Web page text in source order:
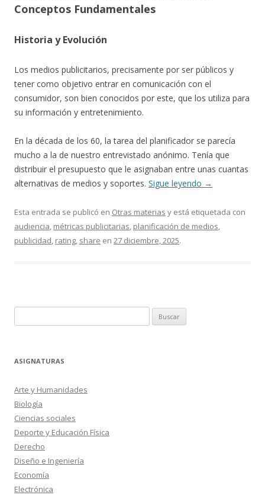
Conceptos Fundamentales
Historia y Evolución
Los medios publicitarios, precisamente por ser públicos y
tener como objetivo entrar en comunicación con el
consumidor, son bien conocidos por este, que los utiliza para
su información y entretenimiento.
En la década de los 60, la tarea del planificador se parecía
mucho a la de nuestro entrevistado anónimo. Tenía que
distribuir el presupuesto que le asignaban entre unas cuantas
alternativas de medios y soportes. Sigue leyendo →
Esta entrada se publicó en Otras materias y está etiquetada con
audiencia, métricas publicitarias, planificación de medios,
publicidad, rating, share en 27 diciembre, 2025.
ASIGNATURAS
Arte y Humanidades
Biología
Ciencias sociales
Deporte y Educación Física
Derecho
Diseño e Ingeniería
Economía
Electrónica